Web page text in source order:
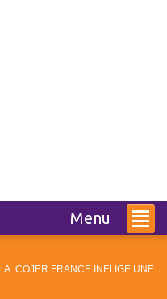
Menu
COJER FRANCE INFLIGE UNE